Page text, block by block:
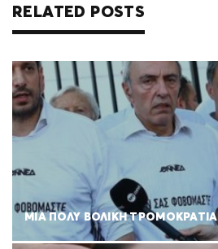
RELATED POSTS
ΜΙΑ ΠΟΛΥ ΒΟΛΙΚΗ ΤΡΟΜΟΚΡΑΤΙΑ